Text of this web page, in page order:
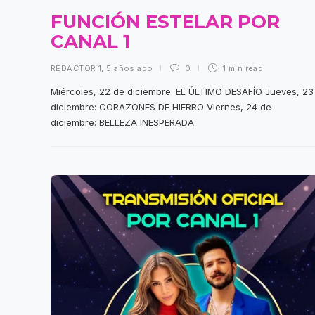
FUNCIÓN ESTELAR POR
CANAL 1
REDACTOR 1 5 años ago 0 1 min read
Miércoles, 22 de diciembre: EL ÚLTIMO DESAFÍO Jueves,
diciembre: CORAZONES DE HIERRO Viernes, 24 de
diciembre: BELLEZA INESPERADA